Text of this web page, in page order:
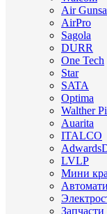
Air Gunsa
AirPro
Sagola
DURR
One Tech
Star
SATA
Optima
Walther
Auarita
ITALCO
LVLP
Мини
Запчасти